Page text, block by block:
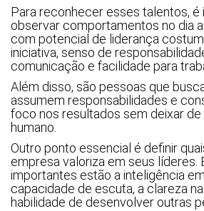
Para reconhecer esses talentos, é
observar comportamentos no dia
com potencial de liderança
iniciativa, senso de
comunicação e facilidade para
Além disso, são pessoas que
assumem responsabilidades e
foco nos resultados sem deixar de
humano.
Outro ponto essencial é definir
empresa valoriza em seus líderes.
importantes estão a inteligência
capacidade de escuta, a clareza
habilidade de desenvolver outras